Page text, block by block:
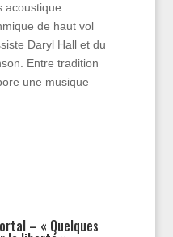
acoustique
de haut vol
Daryl Hall et du
Entre tradition
une musique
– « Quelques